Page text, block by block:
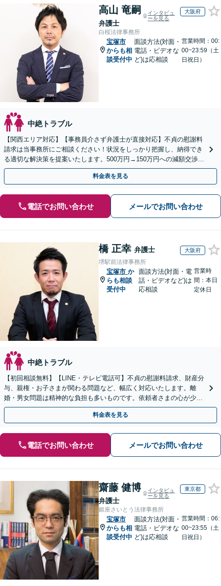
高山 竜嗣
弁護士
インタビュ
ーを見る
大阪府
白桜法律事務所
宝塚市
からも相
談受付中
面談方法(対面・
電話・ビデオな
ど)は応相談
営業時間：00:
00~23:59（土
日祝日）
中絶トラブル
【関西エリア対応】【事務員介さず弁護士が直接対応】不貞の慰謝料
請求は当事務所にご相談ください！状況をしっかり把握し、納得でき
る適切な解決策を提案いたします。500万円→150万円への減額交渉成
功事例あり【電話／メール相談可】
料金表を見る
電話でお問い合わせ メールでお問い合わせ
橋 正幸 弁護士 大阪府
堺駅前法律事務所
宝塚市 か
らも相談
受付中
面談方法(対面・電
話・ビデオなど)は
応相談
営業時
間：本日
定休日
中絶トラブル
【初回相談無料】【LINE・テレビ電話可】不貞の慰謝料請求、財産分
与、親権・お子さまが関わる問題など、幅広く対応いたします。離
婚・男女問題は精神的な負担も多いものです。依頼者さまの心が少し
でも軽くなるよう、親身に寄り添って対応いたします。
料金表を見る
電話でお問い合わせ メールでお問い合わせ
齋藤 健博
弁護士
インタビュ
ーを見る
東京都
銀座さいとう法律事務所
宝塚市
からも相
談受付中
面談方法(対面・
電話・ビデオな
ど)は応相談
営業時間：06:
00~23:55（土
日祝日）